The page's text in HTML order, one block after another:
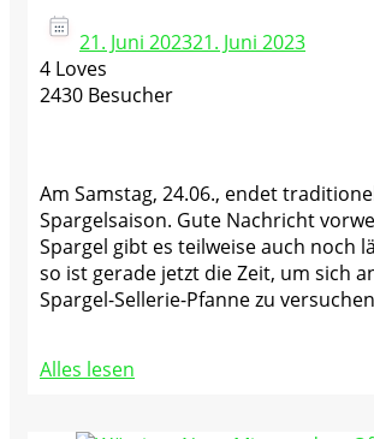
21. Juni 202321. Juni 2023
4 Loves
2430 Besucher
Am Samstag, 24.06., endet
Spargelsaison. Gute Nachricht
Spargel gibt es teilweise auch noch
so ist gerade jetzt die Zeit, um sich
Spargel-Sellerie-Pfanne zu
Alles lesen